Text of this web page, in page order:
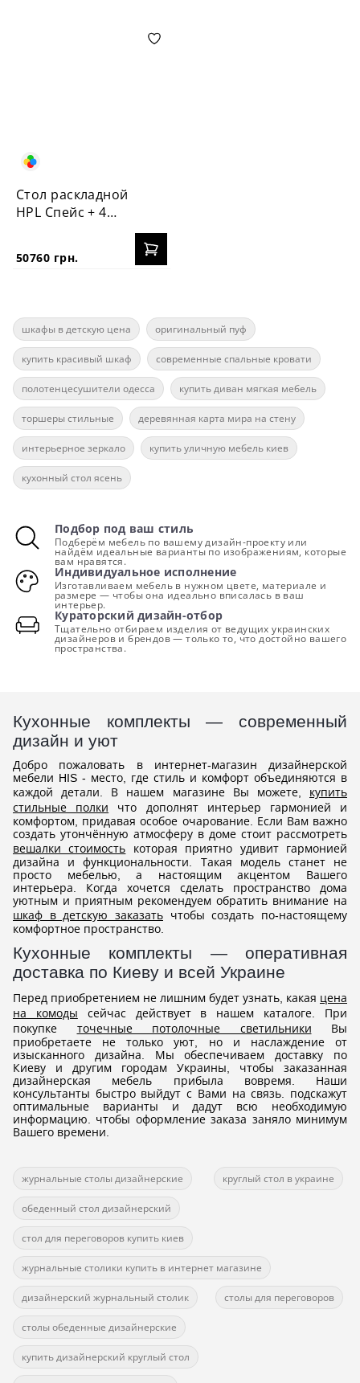
Стол раскладной
HPL Спейс + 4
50760 грн.
шкафы в детскую цена оригинальный пуф
купить красивый шкаф современные спальные кровати
полотенцесушители одесса купить диван мягкая мебель
торшеры стильные деревянная карта мира на стену
интерьерное зеркало купить уличную мебель киев
кухонный стол ясень
Подбор под ваш стиль
Подберём мебель по вашему дизайн-проекту или
найдём идеальные варианты по изображениям, которые
вам нравятся.
Индивидуальное исполнение
Изготавливаем мебель в нужном цвете, материале и
размере — чтобы она идеально вписалась в ваш
интерьер.
Кураторский дизайн-отбор
Тщательно отбираем изделия от ведущих украинских
дизайнеров и брендов — только то, что достойно вашего
пространства.
Кухонные комплекты — современный
дизайн и уют
Добро пожаловать в интернет-магазин дизайнерской
мебели HIS - место, где стиль и комфорт объединяются в
каждой детали. В нашем магазине Вы можете, купить
стильные полки что дополнят интерьер гармонией и
комфортом, придавая особое очарование. Если Вам важно
создать утончённую атмосферу в доме стоит рассмотреть
вешалки стоимость которая приятно удивит гармонией
дизайна и функциональности. Такая модель станет не
просто мебелью, а настоящим акцентом Вашего
интерьера. Когда хочется сделать пространство дома
уютным и приятным рекомендуем обратить внимание на
шкаф в детскую заказать чтобы создать по-настоящему
комфортное пространство.
Кухонные комплекты — оперативная
доставка по Киеву и всей Украине
Перед приобретением не лишним будет узнать, какая цена
на комоды сейчас действует в нашем каталоге. При
покупке точечные потолочные светильники Вы
приобретаете не только уют, но и наслаждение от
изысканного дизайна. Мы обеспечиваем доставку по
Киеву и другим городам Украины, чтобы заказанная
дизайнерская мебель прибыла вовремя. Наши
консультанты быстро выйдут с Вами на связь. подскажут
оптимальные варианты и дадут всю необходимую
информацию. чтобы оформление заказа заняло минимум
Вашего времени.
журнальные столы дизайнерские круглый стол в украине
обеденный стол дизайнерский
стол для переговоров купить киев
журнальные столики купить в интернет магазине
дизайнерский журнальный столик столы для переговоров
столы обеденные дизайнерские
купить дизайнерский круглый стол